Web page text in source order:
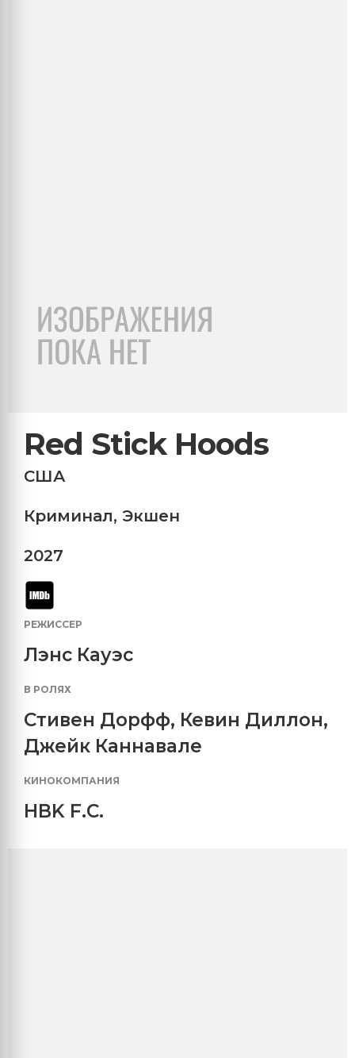
Red Stick Hoods
США
Криминал, Экшен
2027
РЕЖИССЕР
Лэнс Кауэс
В РОЛЯХ
Стивен Дорфф, Кевин Диллон,
Джейк Каннавале
КИНОКОМПАНИЯ
HBK F.C.